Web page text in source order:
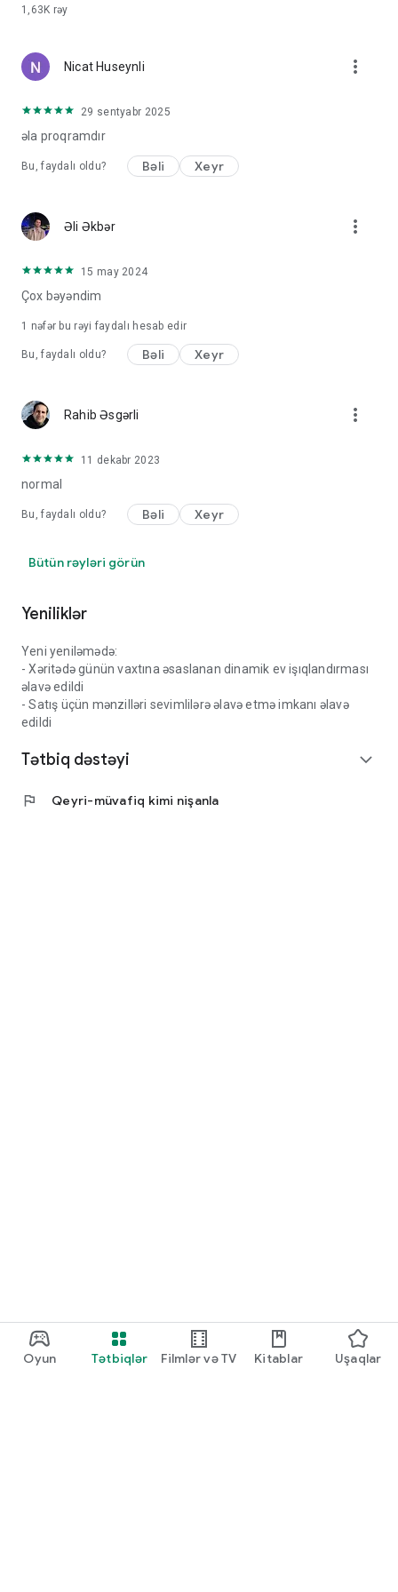
Oyun Tətbiqlər Filmlər və TV Kitablar Uşaqlar
1,63K rəy
Nicat Huseynli more_vert
29 sentyabr 2025
əla proqramdır
Bu, faydalı oldu? Bəli Xeyr
Əli Əkbər more_vert
15 may 2024
Çox bəyəndim
1 nəfər bu rəyi faydalı hesab edir
Bu, faydalı oldu? Bəli Xeyr
Rahib Əsgərli more_vert
11 dekabr 2023
normal
Bu, faydalı oldu? Bəli Xeyr
Bütün rəyləri görün
Yeniliklər
Yeni yeniləmədə:
- Xəritədə günün vaxtına əsaslanan dinamik ev işıqlandırması
əlavə edildi
- Satış üçün mənzilləri sevimlilərə əlavə etmə imkanı əlavə
edildi
Tətbiq dəstəyi expand_more
flag Qeyri-müvafiq kimi nişanla